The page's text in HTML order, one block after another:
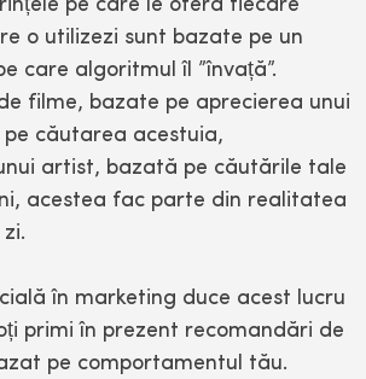
pe care le oferă fiecare
o utilizezi sunt bazate pe un
care algoritmul îl ”învață”.
filme, bazate pe aprecierea unui
căutarea acestuia,
artist, bazată pe căutările tale
acestea fac parte din realitatea
în marketing duce acest lucru
primi în prezent recomandări de
pe comportamentul tău.